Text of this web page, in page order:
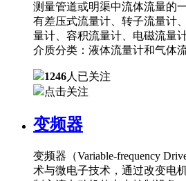
测量管道或明渠中流体流量的
有差压式流量计、转子流量计
量计、容积流量计、电磁流量
介质分类：液体流量计和气体流
1246人已关注
点击关注
变频器
变频器（Variable-frequency
术与微电子技术，通过改变电